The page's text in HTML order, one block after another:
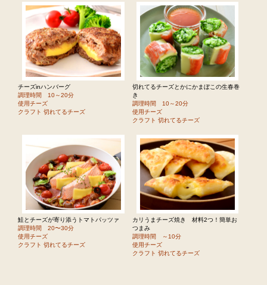
チーズinハンバーグ
調理時間 10～20分
使用チーズ
クラフト 切れてるチーズ
切れてるチーズとかにかまぼこの生春巻
き
調理時間 10～20分
使用チーズ
クラフト 切れてるチーズ
鮭とチーズが寄り添うトマトパッツァ
調理時間 20〜30分
使用チーズ
クラフト 切れてるチーズ
カリうまチーズ焼き 材料2つ！簡単お
つまみ
調理時間 ～10分
使用チーズ
クラフト 切れてるチーズ